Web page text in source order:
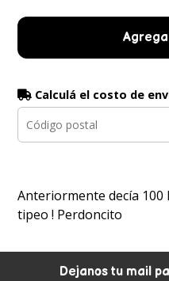
Calculá el costo de
Anteriormente decía
tipeo ! Perdoncito
Dejanos tu mail